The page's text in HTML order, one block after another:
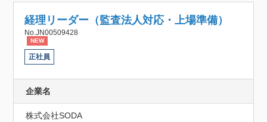
経理リーダー（監査法人対応・上場準備）
No.JN00509428
NEW
正社員
企業名
株式会社SODA